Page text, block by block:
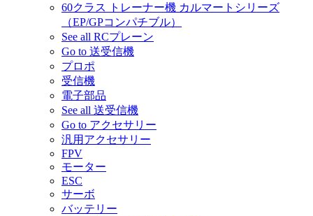
60クラス トレーナー機 カルマートシリーズ
（EP/GPコンパチブル）
See all RCプレーン
Go to 送受信機
プロポ
受信機
電子部品
See all 送受信機
Go to アクセサリー
汎用アクセサリー
FPV
モーター
ESC
サーボ
バッテリー